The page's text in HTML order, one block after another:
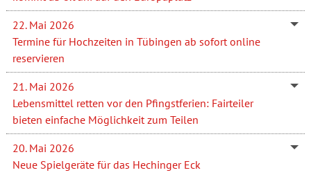
22. Mai 2026
Termine für Hochzeiten in Tübingen ab sofort online
reservieren
21. Mai 2026
Lebensmittel retten vor den Pfingstferien: Fairteiler
bieten einfache Möglichkeit zum Teilen
20. Mai 2026
Neue Spielgeräte für das Hechinger Eck